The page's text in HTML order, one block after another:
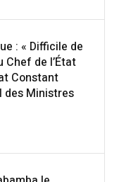
: « Difficile de
de l’État
Constant
des Ministres